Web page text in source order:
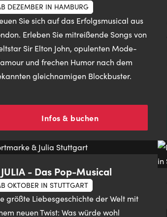
DEZEMBER IN HAMBURG
Sie sich auf das Erfolgsmusical aus
Erleben Sie mitreißende Songs von
Sir Elton John, opulenten Mode-
und frechen Humor nach dem
gleichnamigen Blockbuster.
Infos & buchen
- Das Pop-Musical
OKTOBER IN STUTTGART
größte Liebesgeschichte der Welt mit
neuen Twist: Was würde wohl